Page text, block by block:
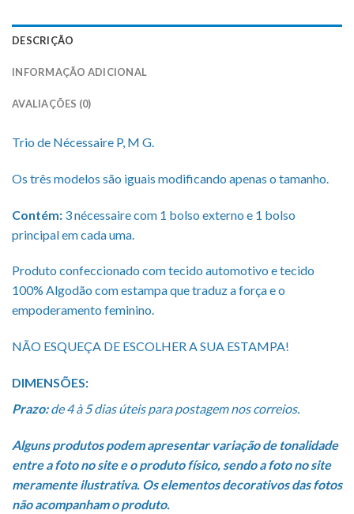
DESCRIÇÃO
INFORMAÇÃO ADICIONAL
AVALIAÇÕES (0)
Trio de Nécessaire P, M G.
Os três modelos são iguais modificando apenas o tamanho.
Contém: 3 nécessaire com 1 bolso externo e 1 bolso
principal em cada uma.
Produto confeccionado com tecido automotivo e tecido
100% Algodão com estampa que traduz a força e o
empoderamento feminino.
NÃO ESQUEÇA DE ESCOLHER A SUA ESTAMPA!
DIMENSÕES:
Prazo:de 4 à 5 dias úteis para postagem nos correios.
Alguns produtos podem apresentar variação de tonalidade
entre a foto no site e o produto físico, sendo a foto no site
meramente ilustrativa. Os elementos decorativos das fotos
não acompanham o produto.